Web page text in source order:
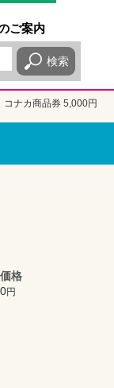
ご案内
検索
コナカ商品券 5,000円
格
円